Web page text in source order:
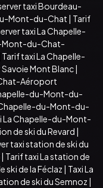
taxi Bourdeau-
Mont-du-Chat | Tarif
taxi La Chapelle-
Mont-du-Chat-
Tarif taxi La Chapelle-
Mont Blanc|
Aéroport
du-Mont-du-
du-Mont-du-
La Chapelle-du-Mont-
de ski du Revard |
taxi station de ski du
| Tarif taxi La station de
ski de la Féclaz | Taxi La
de ski du Semnoz |